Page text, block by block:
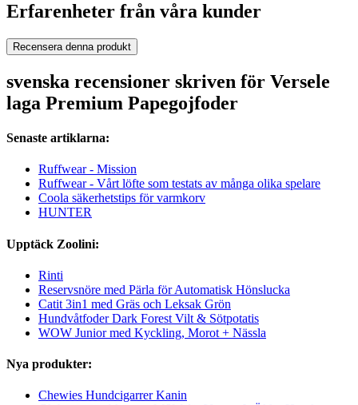
Erfarenheter från våra kunder
Recensera denna produkt
svenska recensioner skriven för Versele
laga Premium Papegojfoder
Senaste artiklarna:
Ruffwear - Mission
Ruffwear - Vårt löfte som testats av många olika spelare
Coola säkerhetstips för varmkorv
HUNTER
Upptäck Zoolini:
Rinti
Reservsnöre med Pärla för Automatisk Hönslucka
Catit 3in1 med Gräs och Leksak Grön
Hundvåtfoder Dark Forest Vilt & Sötpotatis
WOW Junior med Kyckling, Morot + Nässla
Nya produkter:
Chewies Hundcigarrer Kanin